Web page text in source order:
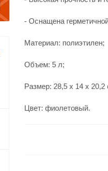
- Оснащена
Материал: полиэтилен;
Объем: 5 л;
Размер: 28,5 x 14 x 20,2
Цвет: фиолетовый.